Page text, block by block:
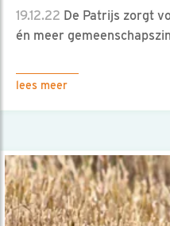
19.12.22 De Patrijs zorgt
én meer
lees meer